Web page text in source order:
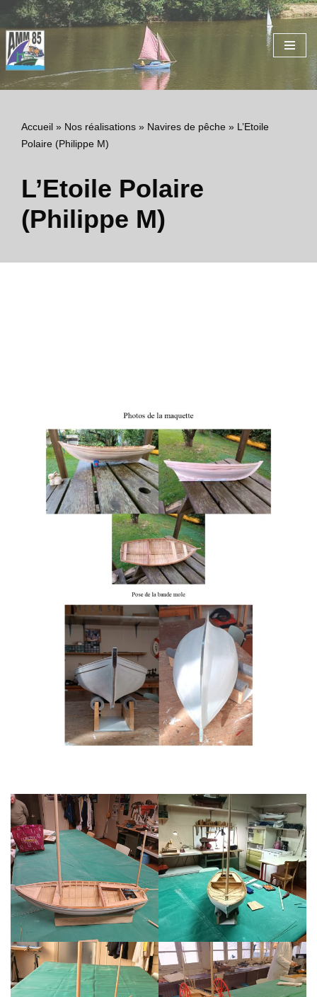
Aller
au
contenu
Accueil » Nos réalisations » Navires de pêche » L’Etoile
Polaire (Philippe M)
L’Etoile Polaire
(Philippe M)